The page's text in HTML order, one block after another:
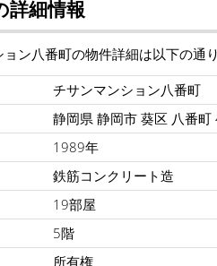
詳細情報
ン八番町の物件詳細は以下の通り
チサンマンション八番町
静岡県 静岡市 葵区 八番町
1989年
鉄筋コンクリート造
19部屋
5階
所有権